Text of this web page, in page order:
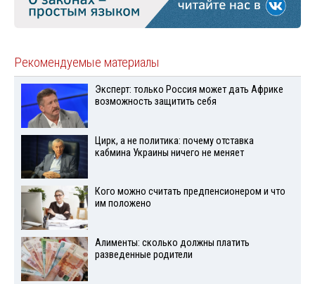
Рекомендуемые материалы
Эксперт: только Россия может дать Африке
возможность защитить себя
Цирк, а не политика: почему отставка
кабмина Украины ничего не меняет
Кого можно считать предпенсионером и что
им положено
Алименты: сколько должны платить
разведенные родители